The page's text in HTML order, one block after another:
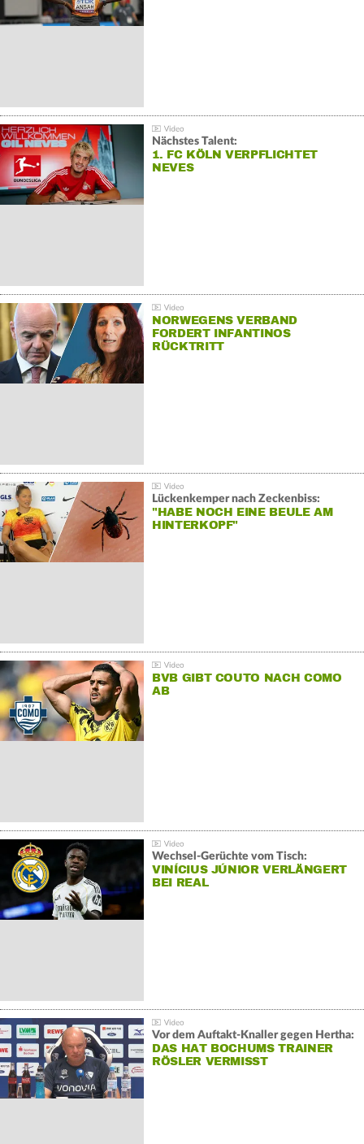
Nächstes Talent:
1. FC KÖLN VERPFLICHTET
NEVES
NORWEGENS VERBAND
FORDERT INFANTINOS
RÜCKTRITT
Lückenkemper nach Zeckenbiss:
"HABE NOCH EINE BEULE AM
HINTERKOPF"
BVB GIBT COUTO NACH COMO
AB
Wechsel-Gerüchte vom Tisch:
VINÍCIUS JÚNIOR VERLÄNGERT
BEI REAL
Vor dem Auftakt-Knaller gegen Hertha:
DAS HAT BOCHUMS TRAINER
RÖSLER VERMISST